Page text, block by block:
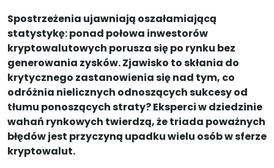
Spostrzeżenia ujawniają oszałamiającą
statystykę: ponad połowa inwestorów
kryptowalutowych porusza się po rynku bez
generowania zysków. Zjawisko to skłania do
krytycznego zastanowienia się nad tym, co
odróżnia nielicznych odnoszących sukcesy od
tłumu ponoszących straty? Eksperci w dziedzinie
wahań rynkowych twierdzą, że triada poważnych
błędów jest przyczyną upadku wielu osób w sferze
kryptowalut.